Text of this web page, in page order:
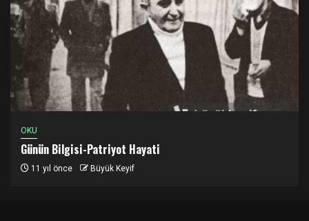
OKU
Günün Bilgisi-Patriyot Hayati
11 yıl önce Büyük Keyif